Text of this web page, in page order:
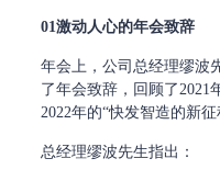
01激动人心的年会致辞
年会上，公司总经理缪波
了年会致辞，回顾了2021
2022年的“快发智造的新征
总经理缪波先生指出：